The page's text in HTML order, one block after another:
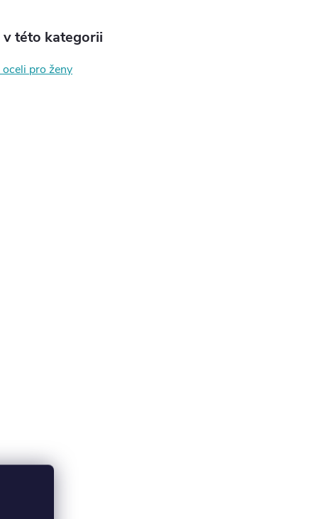
této kategorii
pro ženy